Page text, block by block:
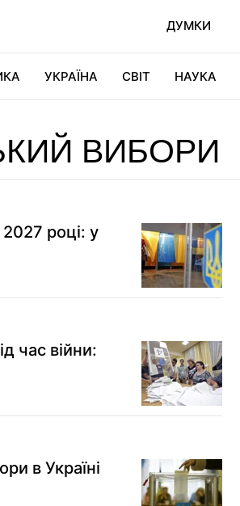
ДУМКИ
УКРАЇНА СВІТ НАУКА
ВИБОРИ
році: у
час війни:
в Україні